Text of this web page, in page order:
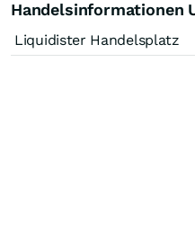
Handelsinformationen
Liquidister Handelsplatz